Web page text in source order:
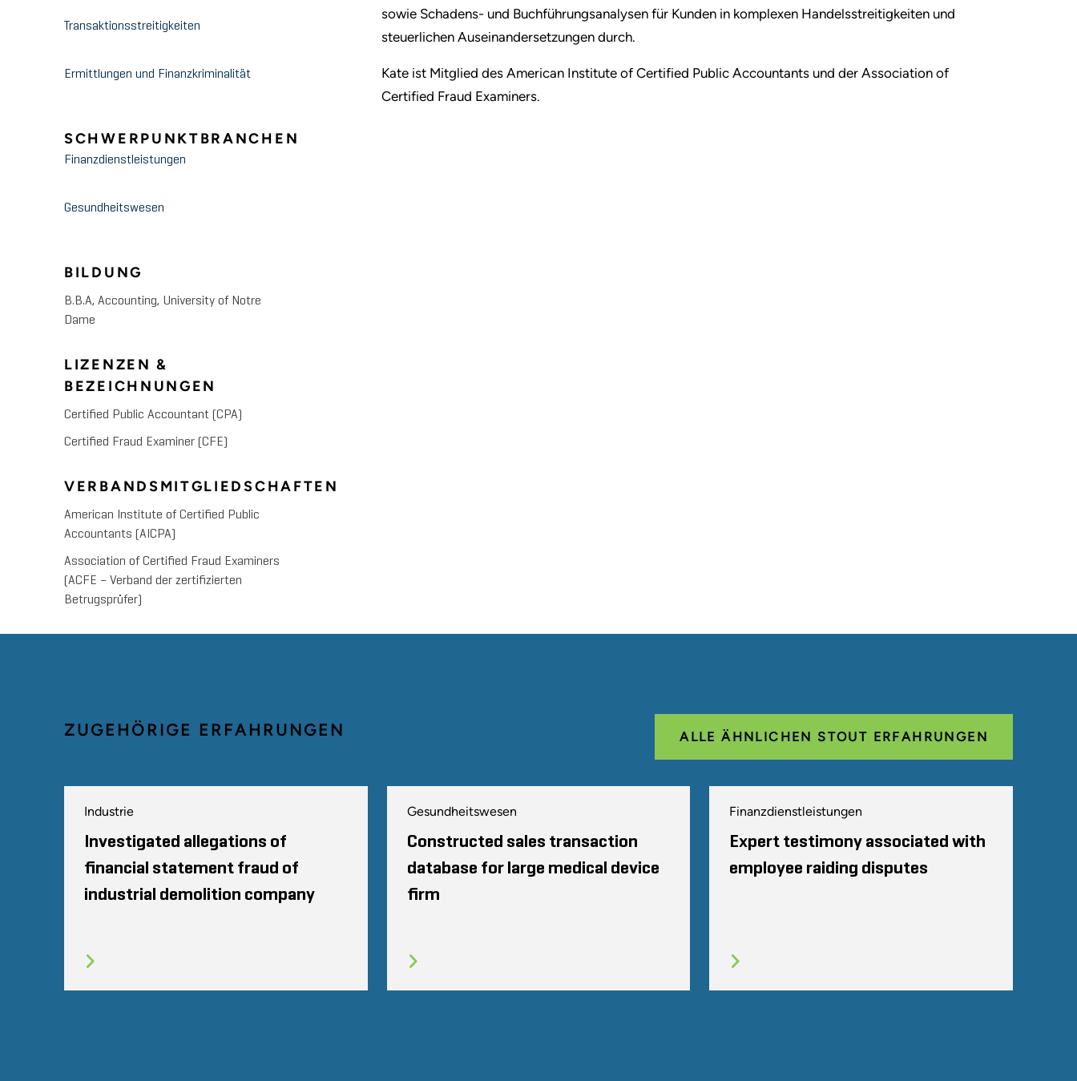
sowie Schadens- und Buchführungsanalysen für Kunden in komplexen Handelsstreitigkeiten und
steuerlichen Auseinandersetzungen durch.
Kate ist Mitglied des American Institute of Certified Public Accountants und der Association of
Certified Fraud Examiners.
Transaktionsstreitigkeiten
Ermittlungen und Finanzkriminalität
SCHWERPUNKTBRANCHEN
Finanzdienstleistungen
Gesundheitswesen
BILDUNG
B.B.A, Accounting, University of Notre
Dame
LIZENZEN &
BEZEICHNUNGEN
Certified Public Accountant (CPA)
Certified Fraud Examiner (CFE)
VERBANDSMITGLIEDSCHAFTEN
American Institute of Certified Public
Accountants (AICPA)
Association of Certified Fraud Examiners
(ACFE – Verband der zertifizierten
Betrugsprüfer)
ZUGEHÖRIGE ERFAHRUNGEN ALLE ÄHNLICHEN STOUT ERFAHRUNGEN
Industrie
Investigated allegations of
financial statement fraud of
industrial demolition company
Gesundheitswesen
Constructed sales transaction
database for large medical device
firm
Finanzdienstleistungen
Expert testimony associated with
employee raiding disputes